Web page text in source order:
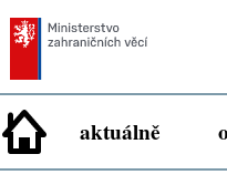
aktuálně